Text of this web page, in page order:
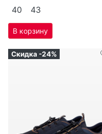
40 43
Скидка -24%